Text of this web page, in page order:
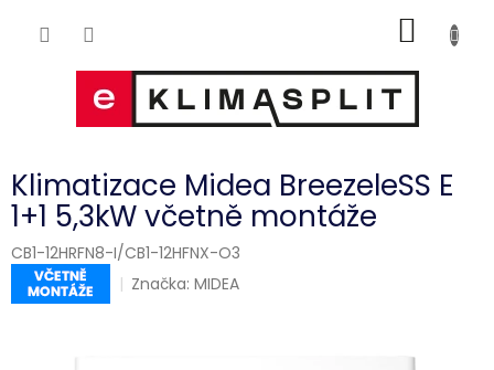
KOŠÍK
Klimatizace Midea BreezeleSS E
1+1 5,3kW včetně montáže
CB1-12HRFN8-I/CB1-12HFNX-O3
Značka:MIDEA